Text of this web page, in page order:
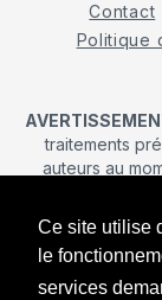
Ce site utilise
le
services
Contact
Politique
traitements
auteurs au
journal. La
prendre
publiées